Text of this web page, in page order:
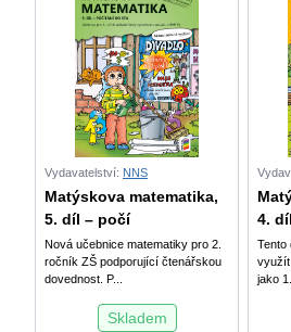
Vydavatelství: NNS
Matýskova matematika,
5. díl – počí
Nová učebnice matematiky pro 2.
ročník ZŠ podporující čtenářskou
dovednost. P...
Skladem
4.
Tento
využít
jako 1...